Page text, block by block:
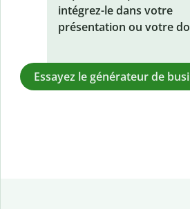
intégrez-le dans votre
présentation ou votre
Essayez le générateur de